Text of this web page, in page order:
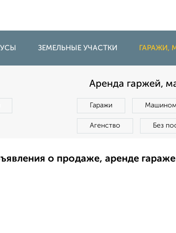
ЗЕМЕЛЬНЫЕ УЧАСТКИ ГАРАЖИ,
Аренда гаржей,
Гаражи
Агенство Без
о продаже, аренде